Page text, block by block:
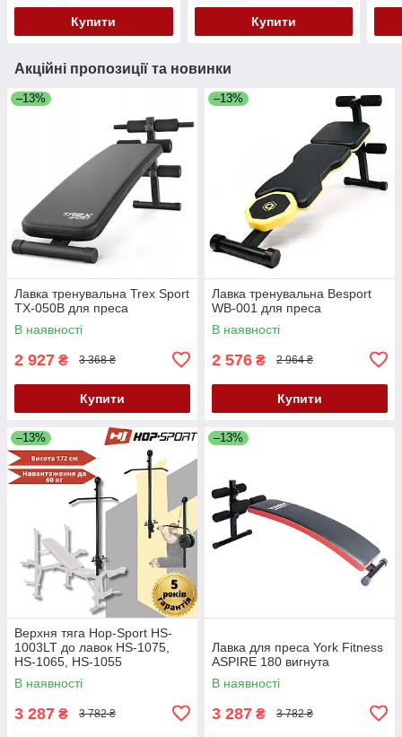
Купити Купити
Акційні пропозиції та новинки
–13%
Лавка тренувальна Trex Sport
TX-050B для преса
В наявності
2 927 ₴ 3 368 ₴
Купити
–13%
Лавка тренувальна Besport
WB-001 для преса
В наявності
2 576 ₴ 2 964 ₴
Купити
–13%
Верхня тяга Hop-Sport HS-
1003LT до лавок HS-1075,
HS-1065, HS-1055
В наявності
3 287 ₴ 3 782 ₴
–13%
Лавка для преса York Fitness
ASPIRE 180 вигнута
В наявності
3 287 ₴ 3 782 ₴